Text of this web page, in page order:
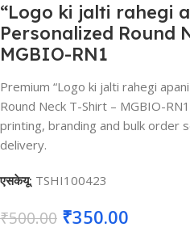
“Logo ki jalti rahegi
Personalized Round
MGBIO-RN1
Premium “Logo ki jalti rahegi
Round Neck T-Shirt – MGBIO-
printing, branding and bulk order
delivery.
एसकेयू: TSHI100423
₹500.00 ₹350.00